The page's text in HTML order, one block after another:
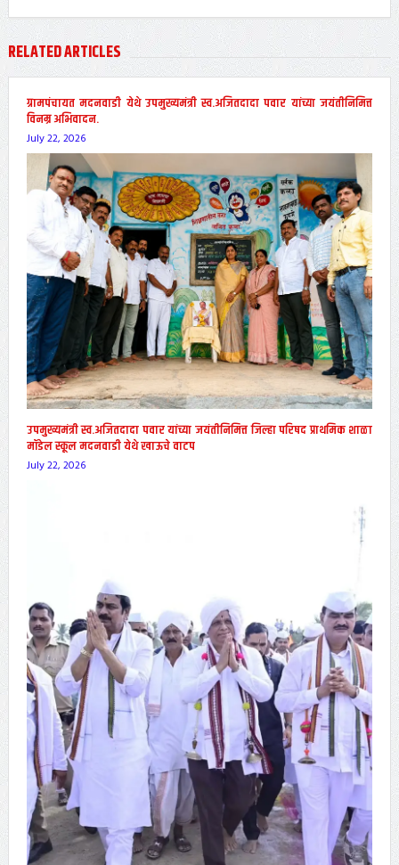
RELATED ARTICLES
ग्रामपंचायत मदनवाडी येथे उपमुख्यमंत्री स्व.अजितदादा पवार यांच्या जयंतीनिमित्त
विनम्र अभिवादन.
July 22, 2026
उपमुख्यमंत्री स्व.अजितदादा पवार यांच्या जयंतीनिमित्त जिल्हा परिषद प्राथमिक शाळा
मॉडेल स्कूल मदनवाडी येथे खाऊचे वाटप
July 22, 2026